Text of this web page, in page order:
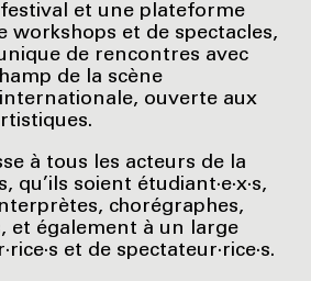
et une plateforme
workshops et de spectacles,
de rencontres avec
de la scène
ouverte aux
à tous les acteurs de la
qu’ils soient étudiant·e·x·s,
chorégraphes,
et également à un large
et de spectateur·rice·s.